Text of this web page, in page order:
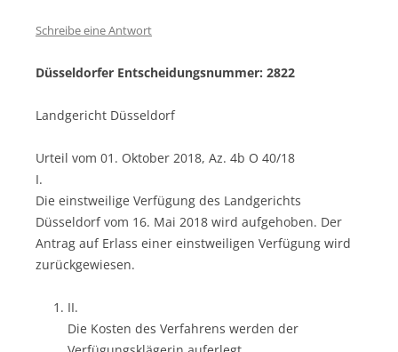
Schreibe eine Antwort
Düsseldorfer Entscheidungsnummer: 2822
Landgericht Düsseldorf
Urteil vom 01. Oktober 2018, Az. 4b O 40/18
I.
Die einstweilige Verfügung des Landgerichts
Düsseldorf vom 16. Mai 2018 wird aufgehoben. Der
Antrag auf Erlass einer einstweiligen Verfügung wird
zurückgewiesen.
II.
Die Kosten des Verfahrens werden der